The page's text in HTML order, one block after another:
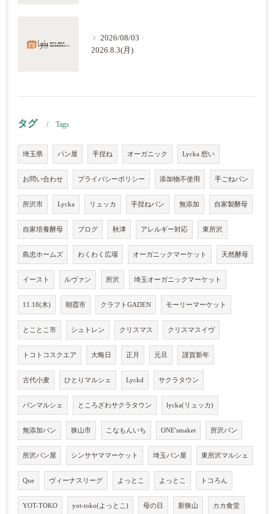
2026/08/03
2026.8.3(月)
タグ Tags
埼玉県 パン屋 手捏ね オーガニック Lycka 想い
お問い合わせ プライバシーポリシー 添加物不使用 手ごねパン
所沢市 Lycka リュッカ 手捏ねパン 無添加 自家製酵母
自家培養酵母 ブログ 秋津 アレルギー対応 東所沢
島忠ホームズ わくわく広場 オーガニックマーケット 天然酵母
イースト ルヴァン 所沢 埼玉オーガニックマーケット
11.18(木) 朝霞市 クラフトGADEN モーリーマーケット
とことこ市 シュトレン クリスマス クリスマスイヴ
トコトコスクエア 大晦日 正月 元旦 謹賀新年
古代小麦 ひとりマルシェ Lyckd サクラタウン
パンマルシェ ところざわサクラタウン lycka(リュッカ)
無添加パン 狭山市 こなもんいち ONE'smaket 所沢パン
所沢パン屋 シンサヤママーケット 埼玉パン屋 東所沢マルシェ
Que ヴィーナスリーグ よっとこ よっとこ トコろん
YOT-TOKO yot-toko(よっとこ) 母の日 新狭山 カカ食堂